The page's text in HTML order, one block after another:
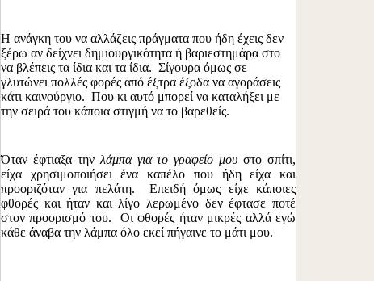
Η ανάγκη του να αλλάζεις πράγματα που ήδη έχεις δεν
ξέρω αν δείχνει δημιουργικότητα ή βαριεστημάρα στο
να βλέπεις τα ίδια και τα ίδια. Σίγουρα όμως σε
γλυτώνει πολλές φορές από έξτρα έξοδα να αγοράσεις
κάτι καινούργιο. Που κι αυτό μπορεί να καταλήξει με
την σειρά του κάποια στιγμή να το βαρεθείς.
Όταν έφτιαξα την λάμπα για το γραφείο μου στο σπίτι,
είχα χρησιμοποιήσει ένα καπέλο που ήδη είχα και
προοριζόταν για πελάτη. Επειδή όμως είχε κάποιες
φθορές και ήταν και λίγο λερωμένο δεν έφτασε ποτέ
στον προορισμό του. Οι φθορές ήταν μικρές αλλά εγώ
κάθε άναβα την λάμπα όλο εκεί πήγαινε το μάτι μου.